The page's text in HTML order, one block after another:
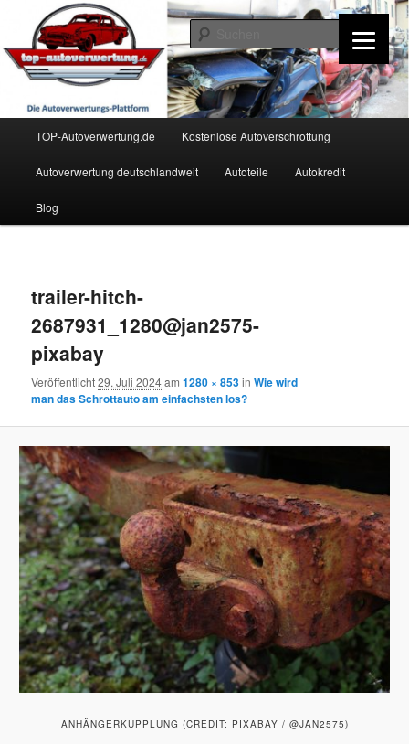
wechseln
TOP-Autoverwertung.de
TOP-Autoverwertung.de Kostenlose Autoverschrottung
Autoverwertung deutschlandweit Autoteile Autokredit
Blog
trailer-hitch-
2687931_1280@jan2575-
pixabay
Veröffentlicht29. Juli 2024am1280 × 853inWie wird
man das Schrottauto am einfachsten los?
ANHÄNGERKUPPLUNG (CREDIT: PIXABAY / @JAN2575)